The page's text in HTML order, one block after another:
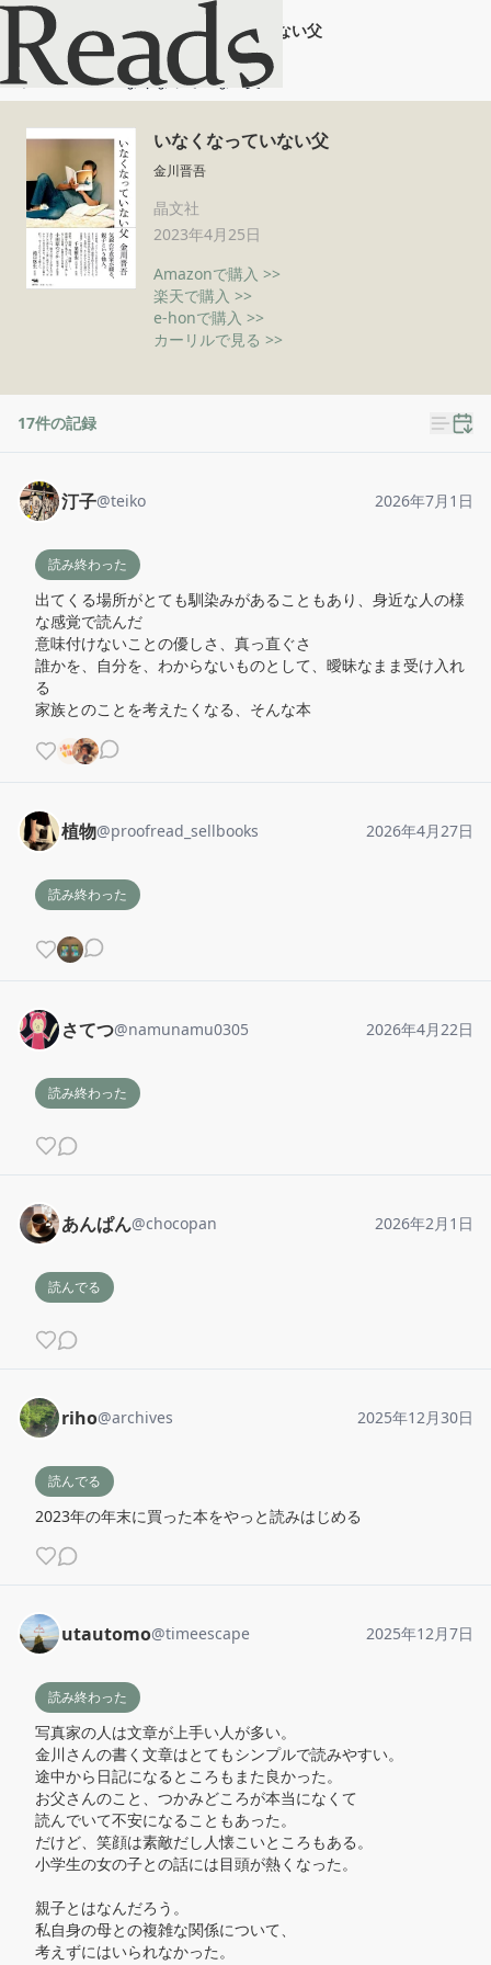
いなくなっていない父
ホーム いなくなっていない父
いなくなっていない父
金川晋吾
晶文社
2023年4月25日
Amazonで購入 >>
楽天で購入 >>
e-honで購入 >>
カーリルで見る >>
17件の記録
汀子@teiko 2026年7月1日
読み終わった
出てくる場所がとても馴染みがあることもあり、身近な人の様
な感覚で読んだ
意味付けないことの優しさ、真っ直ぐさ
誰かを、自分を、わからないものとして、曖昧なまま受け入れ
る
家族とのことを考えたくなる、そんな本
植物@proofread_sellbooks 2026年4月27日
読み終わった
さてつ@namunamu0305 2026年4月22日
読み終わった
あんぱん@chocopan 2026年2月1日
読んでる
riho@archives 2025年12月30日
読んでる
2023年の年末に買った本をやっと読みはじめる
utautomo@timeescape 2025年12月7日
読み終わった
写真家の人は文章が上手い人が多い。
金川さんの書く文章はとてもシンプルで読みやすい。
途中から日記になるところもまた良かった。
お父さんのこと、つかみどころが本当になくて
読んでいて不安になることもあった。
だけど、笑顔は素敵だし人懐こいところもある。
小学生の女の子との話には目頭が熱くなった。
親子とはなんだろう。
私自身の母との複雑な関係について、
考えずにはいられなかった。